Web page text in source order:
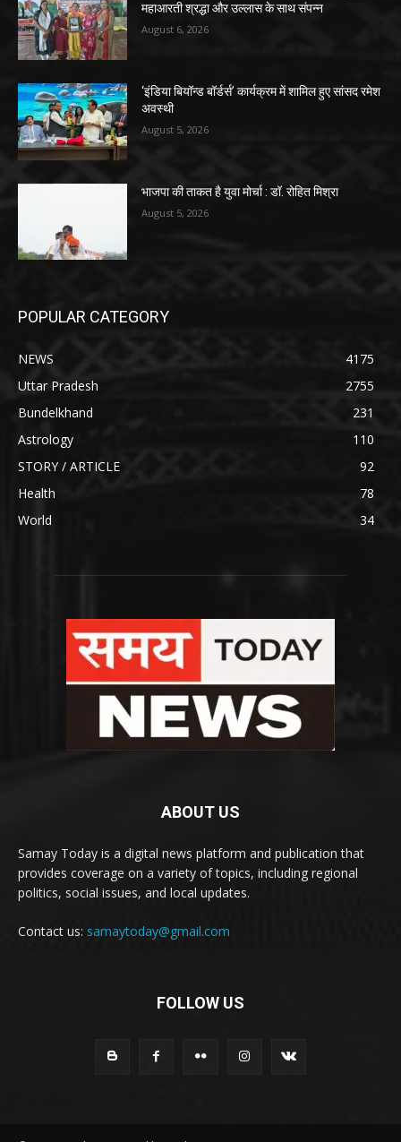
महाआरती श्रद्धा और उल्लास के साथ संपन्न
August 6, 2026
‘इंडिया बियॉन्ड बॉर्डर्स’ कार्यक्रम में शामिल हुए सांसद रमेश
अवस्थी
August 5, 2026
भाजपा की ताकत है युवा मोर्चा : डॉ. रोहित मिश्रा
August 5, 2026
POPULAR CATEGORY
NEWS
4175
Uttar Pradesh
2755
Bundelkhand
231
Astrology
110
STORY / ARTICLE
92
Health
78
World
34
ABOUT US
Samay Today is a digital news platform and publication that
provides coverage on a variety of topics, including regional
politics, social issues, and local updates.
Contact us: samaytoday@gmail.com
FOLLOW US